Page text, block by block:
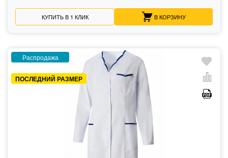
КУПИТЬ В 1 КЛИК В КОРЗИНУ
Распродажа
ПОСЛЕДНИЙ РАЗМЕР